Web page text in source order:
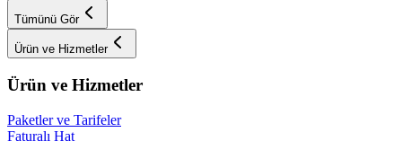
Tümünü Gör
Ürün ve Hizmetler
Ürün ve Hizmetler
Paketler ve Tarifeler
Faturalı Hat